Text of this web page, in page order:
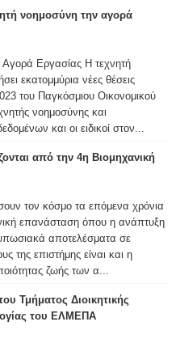
νοημοσύνη την αγορά
Εργασίας Η τεχνητή
εκατομμύρια νέες θέσεις
του Παγκόσμιου Οικονομικού
νοημοσύνης και
και οι ειδικοί στον...
από την 4η Βιομηχανική
τον κόσμο τα επόμενα χρόνια
επανάσταση όπου η ανάπτυξη
αποτελέσματα σε
της επιστήμης είναι και η
ζωής των α...
Τμήματος Διοικητικής
του ΕΛΜΕΠΑ